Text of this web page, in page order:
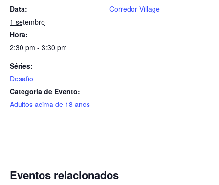
Data:
1 setembro
Hora:
2:30 pm - 3:30 pm
Séries:
Desafio
Categoria de Evento:
Adultos acima de 18 anos
Corredor Village
Eventos relacionados